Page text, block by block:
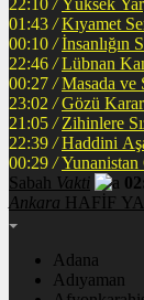
22:10 / Yüksek
01:43 /
00:10 / İnsanlığın
22:46 / Lübnan
00:27 / Masada ve
23:02 / Gözü
21:05 / Zihinlere
22:39 /
00:29 /
Sabah Vakti
Ankara HAFİF
Adana
Adıyaman